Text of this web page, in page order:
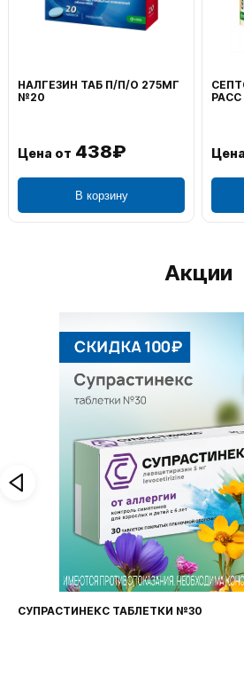
НАЛГЕЗИН ТАБ П/П/О 275МГ
№20
Цена от 438₽
В корзину
Акции
СУПРАСТИНЕКС ТАБЛЕТКИ №30